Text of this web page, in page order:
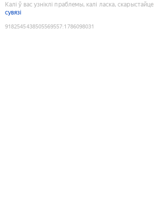
Калі ў вас узніклі праблемы, калі ласка, скарыстайце
сувязі
9182545438505569557:1786098031